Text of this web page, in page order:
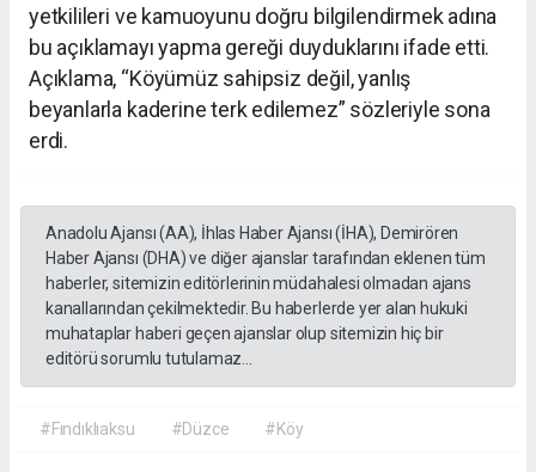
yetkilileri ve kamuoyunu doğru bilgilendirmek adına
bu açıklamayı yapma gereği duyduklarını ifade etti.
Açıklama, “Köyümüz sahipsiz değil, yanlış
beyanlarla kaderine terk edilemez” sözleriyle sona
erdi.
Anadolu Ajansı (AA), İhlas Haber Ajansı (İHA), Demirören
Haber Ajansı (DHA) ve diğer ajanslar tarafından eklenen tüm
haberler, sitemizin editörlerinin müdahalesi olmadan ajans
kanallarından çekilmektedir. Bu haberlerde yer alan hukuki
muhataplar haberi geçen ajanslar olup sitemizin hiç bir
editörü sorumlu tutulamaz...
#Fındıklıaksu #Düzce #Köy